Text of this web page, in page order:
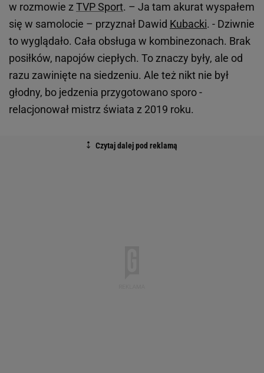
w rozmowie z TVP Sport. – Ja tam akurat wyspałem
się w samolocie – przyznał Dawid Kubacki. - Dziwnie
to wyglądało. Cała obsługa w kombinezonach. Brak
posiłków, napojów ciepłych. To znaczy były, ale od
razu zawinięte na siedzeniu. Ale też nikt nie był
głodny, bo jedzenia przygotowano sporo -
relacjonował mistrz świata z 2019 roku.